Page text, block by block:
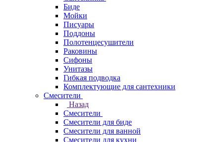
Биде
Мойки
Писуары
Поддоны
Полотенцесушители
Раковины
Сифоны
Унитазы
Гибкая подводка
Комплектующие для сантехники
Смесители
Назад
Смесители
Смесители для биде
Смесители для ванной
Смесители для кухни